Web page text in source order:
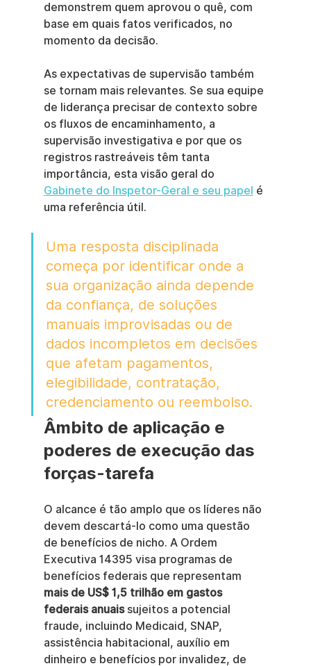
demonstrem quem aprovou o quê, com
base em quais fatos verificados, no
momento da decisão.
As expectativas de supervisão também
se tornam mais relevantes. Se sua equipe
de liderança precisar de contexto sobre
os fluxos de encaminhamento, a
supervisão investigativa e por que os
registros rastreáveis têm tanta
importância, esta visão geral do
Gabinete do Inspetor-Geral e seu papel é
uma referência útil.
Uma resposta disciplinada
começa por identificar onde a
sua organização ainda depende
da confiança, de soluções
manuais improvisadas ou de
dados incompletos em decisões
que afetam pagamentos,
elegibilidade, contratação,
credenciamento ou reembolso.
Âmbito de aplicação e
poderes de execução das
forças-tarefa
O alcance é tão amplo que os líderes não
devem descartá-lo como uma questão
de benefícios de nicho. A Ordem
Executiva 14395 visa programas de
benefícios federais que representam
mais de US$ 1,5 trilhão em gastos
federais anuais sujeitos a potencial
fraude, incluindo Medicaid, SNAP,
assistência habitacional, auxílio em
dinheiro e benefícios por invalidez, de